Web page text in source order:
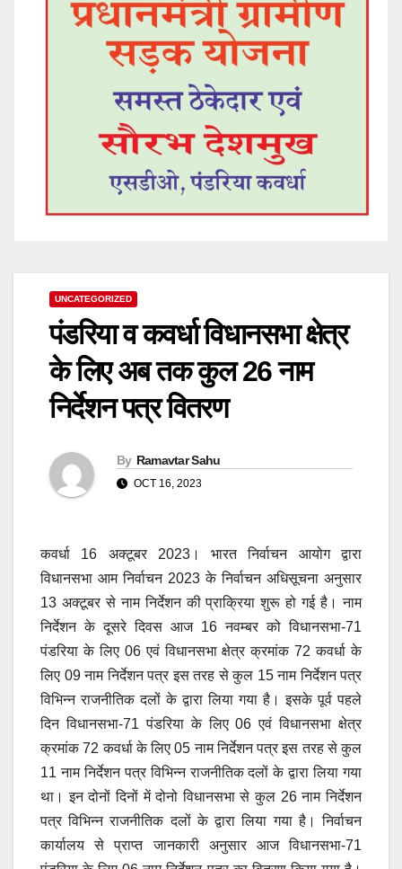
UNCATEGORIZED
पंडरिया व कवर्धा विधानसभा क्षेत्र
के लिए अब तक कुल 26 नाम
निर्देशन पत्र वितरण
By Ramavtar Sahu
OCT 16, 2023
कवर्धा 16 अक्टूबर 2023। भारत निर्वाचन आयोग द्वारा
विधानसभा आम निर्वाचन 2023 के निर्वाचन अधिसूचना अनुसार
13 अक्टूबर से नाम निर्देशन की प्राक्रिया शुरू हो गई है। नाम
निर्देशन के दूसरे दिवस आज 16 नवम्बर को विधानसभा-71
पंडरिया के लिए 06 एवं विधानसभा क्षेत्र क्रमांक 72 कवर्धा के
लिए 09 नाम निर्देशन पत्र इस तरह से कुल 15 नाम निर्देशन पत्र
विभिन्न राजनीतिक दलों के द्वारा लिया गया है। इसके पूर्व पहले
दिन विधानसभा-71 पंडरिया के लिए 06 एवं विधानसभा क्षेत्र
क्रमांक 72 कवर्धा के लिए 05 नाम निर्देशन पत्र इस तरह से कुल
11 नाम निर्देशन पत्र विभिन्न राजनीतिक दलों के द्वारा लिया गया
था। इन दोनों दिनों में दोनो विधानसभा से कुल 26 नाम निर्देशन
पत्र विभिन्न राजनीतिक दलों के द्वारा लिया गया है। निर्वाचन
कार्यालय से प्राप्त जानकारी अनुसार आज विधानसभा-71